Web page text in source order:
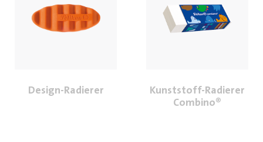
Design-Radierer
Kunststoff-Radierer
Combino®